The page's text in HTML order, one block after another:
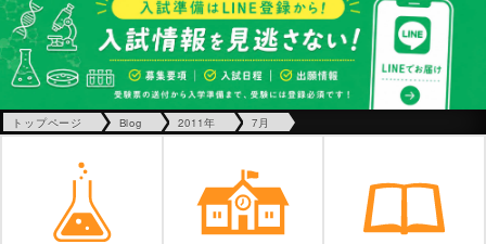
トップページ Blog 2011年 7月